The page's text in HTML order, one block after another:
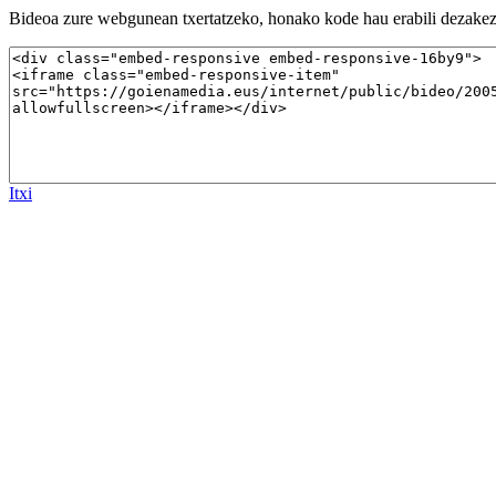
Bideoa zure webgunean txertatzeko, honako kode hau erabili
Itxi